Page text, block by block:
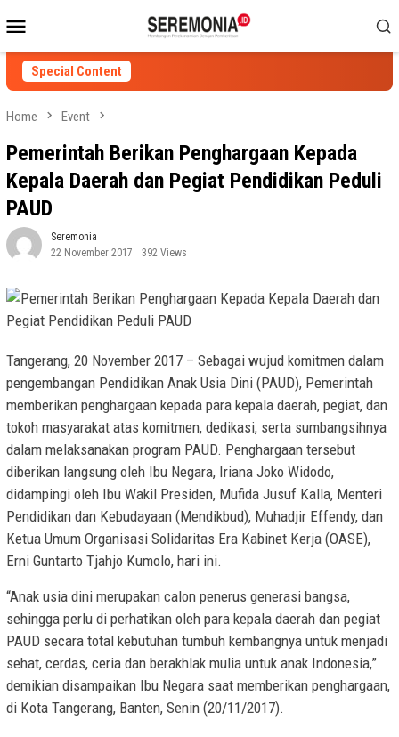
to
contentMenu
Special Content
Home Event
Pemerintah Berikan Penghargaan Kepada
Kepala Daerah dan Pegiat Pendidikan Peduli
PAUD
Seremonia
22 November 2017
392 Views
Tangerang, 20 November 2017 – Sebagai wujud komitmen dalam
pengembangan Pendidikan Anak Usia Dini (PAUD), Pemerintah
memberikan penghargaan kepada para kepala daerah, pegiat, dan
tokoh masyarakat atas komitmen, dedikasi, serta sumbangsihnya
dalam melaksanakan program PAUD. Penghargaan tersebut
diberikan langsung oleh Ibu Negara, Iriana Joko Widodo,
didampingi oleh Ibu Wakil Presiden, Mufida Jusuf Kalla, Menteri
Pendidikan dan Kebudayaan (Mendikbud), Muhadjir Effendy, dan
Ketua Umum Organisasi Solidaritas Era Kabinet Kerja (OASE),
Erni Guntarto Tjahjo Kumolo, hari ini.
“Anak usia dini merupakan calon penerus generasi bangsa,
sehingga perlu di perhatikan oleh para kepala daerah dan pegiat
PAUD secara total kebutuhan tumbuh kembangnya untuk menjadi
sehat, cerdas, ceria dan berakhlak mulia untuk anak Indonesia,”
demikian disampaikan Ibu Negara saat memberikan penghargaan,
di Kota Tangerang, Banten, Senin (20/11/2017).